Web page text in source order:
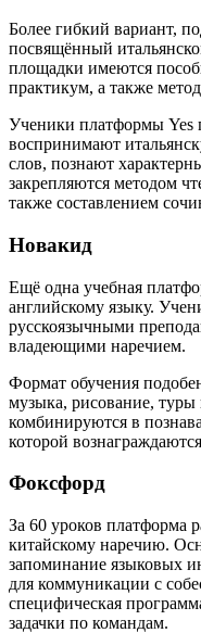
Более гибкий вариант,
посвящённый
площадки имеются
практикум, а также
Ученики платформы Yes
воспринимают
слов, познают
закрепляются методом
также составлением
Новакид
Ещё одна учебная
английскому языку.
русскоязычными
владеющими наречием.
Формат обучения
музыка, рисование, туры
комбинируются в
которой
Фоксфорд
За 60 уроков платформа
китайскому наречию.
запоминание языковых
для коммуникации с
специфическая
задачки по командам.